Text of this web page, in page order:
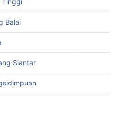
Balai
Siantar